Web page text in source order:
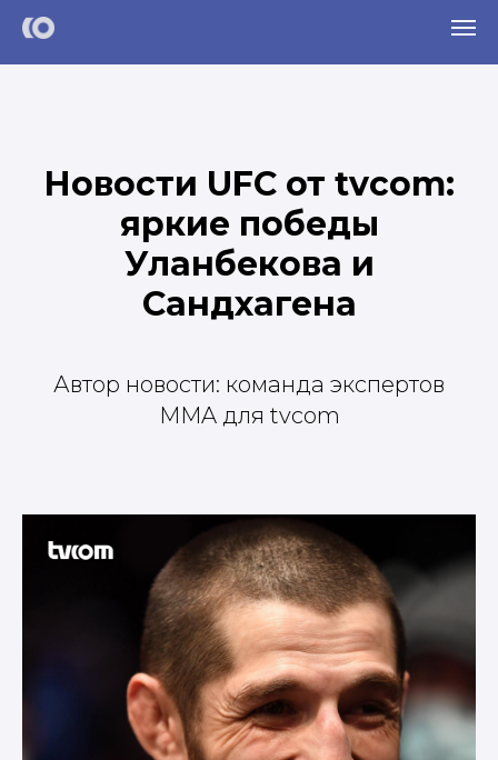
Новости UFC от tvcom:
яркие победы
Уланбекова и
Сандхагена
Автор новости: команда экспертов
MMA для tvcom